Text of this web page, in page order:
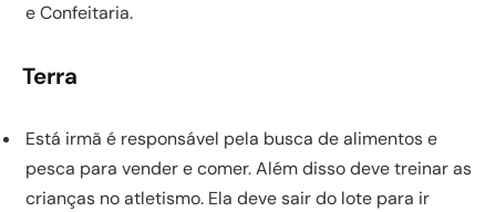
e Confeitaria.
Terra
Está irmã é responsável pela busca de alimentos e
pesca para vender e comer. Além disso deve treinar as
crianças no atletismo. Ela deve sair do lote para ir